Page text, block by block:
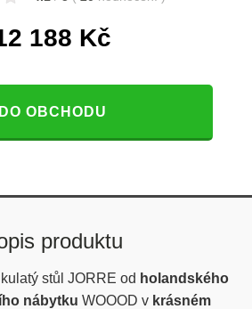
188 Kč
DO OBCHODU
produktu
stůl JORRE od holandského
nábytku WOOOD v krásném